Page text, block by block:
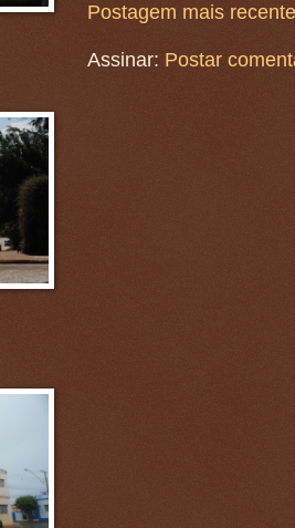
Postagem mais recente
Assinar: Postar